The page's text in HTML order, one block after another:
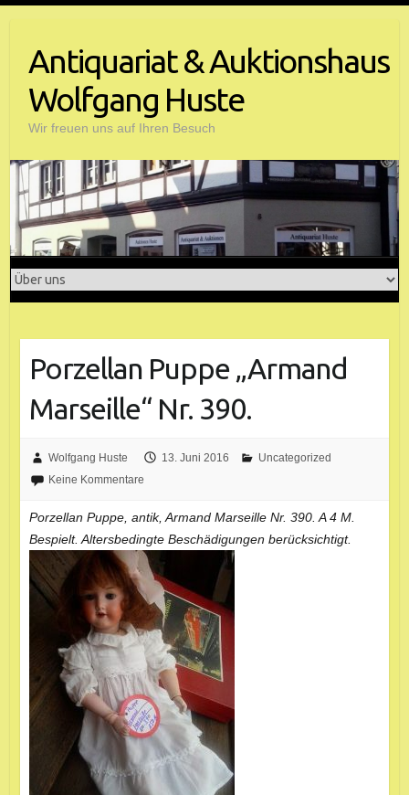
Antiquariat & Auktionshaus
Wolfgang Huste
Wir freuen uns auf Ihren Besuch
Porzellan Puppe „Armand
Marseille“ Nr. 390.
Wolfgang Huste 13. Juni 2016
Uncategorized
Keine Kommentare
Porzellan Puppe, antik, Armand Marseille Nr. 390. A 4 M.
Bespielt. Altersbedingte Beschädigungen berücksichtigt.